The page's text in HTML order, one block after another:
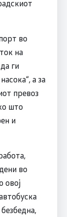
во
на
ги
а за
превоз
што
и
во
овој